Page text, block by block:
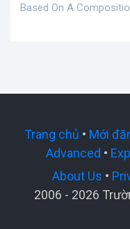
Based On A
Trang chủ • Mới
Advanced •
About Us •
2006 - 2026